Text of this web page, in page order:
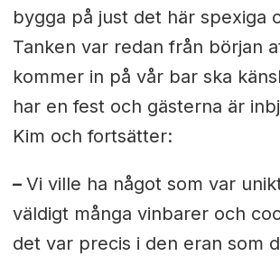
bygga på just det här spexiga
Tanken var redan från början
kommer in på vår bar ska
har en fest och gästerna är
Kim och fortsätter:
– Vi ville ha något som var
väldigt många vinbarer och
det var precis i den eran som